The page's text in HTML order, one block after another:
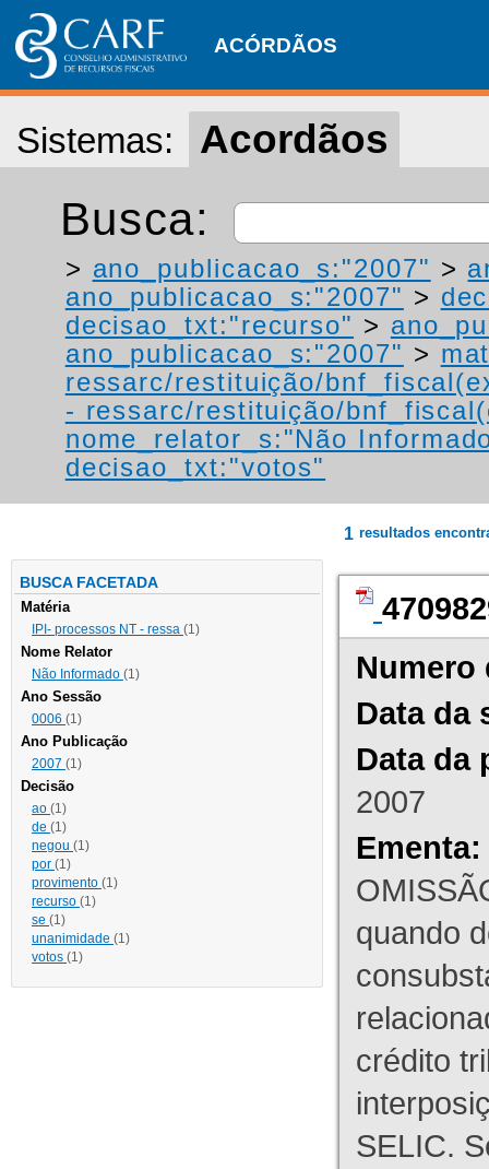
ACÓRDÃOS
Sistemas: Acordãos
Busca:
> ano_publicacao_s:"2007" >
ano_publicacao_s:"2007" >
decisao_txt:"recurso" >
ano_publicacao_s:"2007" >
ressarc/restituição/
- ressarc/restituição/
nome_relator_s:"Não
decisao_txt:"votos"
BUSCA FACETADA
Matéria
IPI- processos NT - ressa (1)
Nome Relator
Não Informado (1)
Ano Sessão
0006 (1)
Ano Publicação
2007 (1)
Decisão
ao (1)
de (1)
negou (1)
por (1)
provimento (1)
recurso (1)
se (1)
unanimidade (1)
votos (1)
1 resultados
Numero
Data da
Data da
2007
Ementa:
quando
crédito
SELIC.